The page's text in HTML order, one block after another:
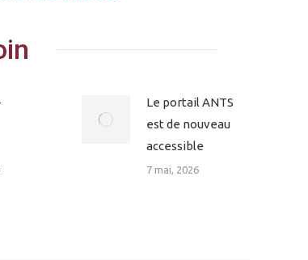
Le portail ANTS
est de nouveau
accessible
7 mai, 2026